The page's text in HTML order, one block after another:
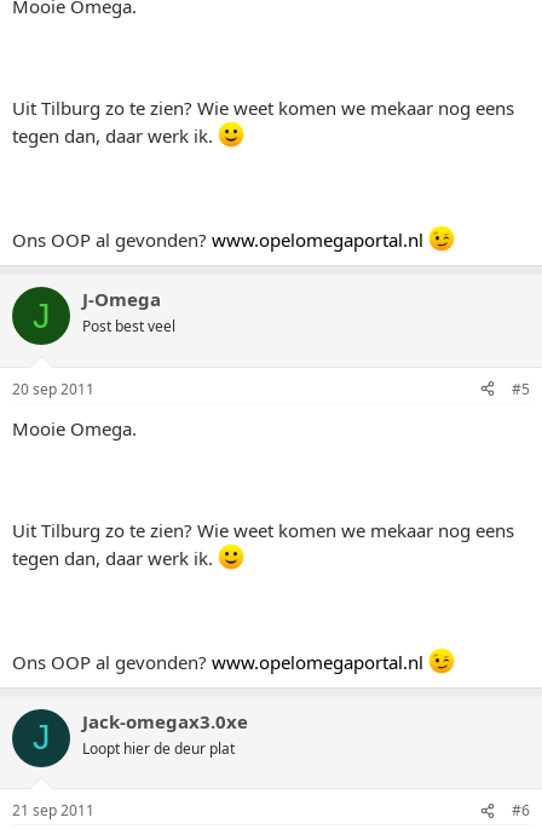
Mooie Omega.
Uit Tilburg zo te zien? Wie weet komen we mekaar nog eens
tegen dan, daar werk ik.
Ons OOP al gevonden? www.opelomegaportal.nl
J J-Omega
Post best veel
20 sep 2011 #5
Mooie Omega.
Uit Tilburg zo te zien? Wie weet komen we mekaar nog eens
tegen dan, daar werk ik.
Ons OOP al gevonden? www.opelomegaportal.nl
J Jack-omegax3.0xe
Loopt hier de deur plat
21 sep 2011 #6